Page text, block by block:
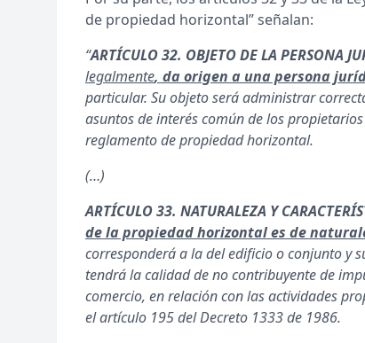
de propiedad horizontal” señalan:
“ARTÍCULO 32. OBJETO DE LA PERSONA
legalmente, da origen a una persona
particular. Su objeto será administrar
asuntos de interés común de los
reglamento de propiedad horizontal.
(…)
ARTÍCULO 33. NATURALEZA Y
de la propiedad horizontal es de
corresponderá a la del edificio o conjunto y
tendrá la calidad de no contribuyente de
comercio, en relación con las actividades
el artículo 195 del Decreto 1333 de 1986.